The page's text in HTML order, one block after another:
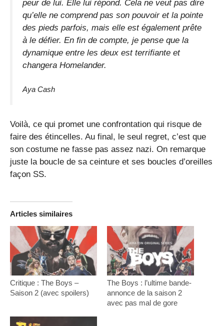
peur de lui. Elle lui répond. Cela ne veut pas dire
qu’elle ne comprend pas son pouvoir et la pointe
des pieds parfois, mais elle est également prête
à le défier. En fin de compte, je pense que la
dynamique entre les deux est terrifiante et
changera Homelander.
Aya Cash
Voilà, ce qui promet une confrontation qui risque de
faire des étincelles. Au final, le seul regret, c’est que
son costume ne fasse pas assez nazi. On remarque
juste la boucle de sa ceinture et ses boucles d’oreilles
façon SS.
Articles similaires
Critique : The Boys –
Saison 2 (avec spoilers)
The Boys : l’ultime bande-
annonce de la saison 2
avec pas mal de gore